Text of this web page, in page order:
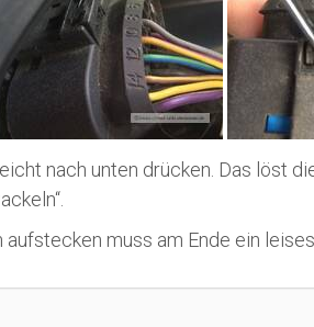
nach unten drücken. Das löst
aufstecken muss am Ende ein